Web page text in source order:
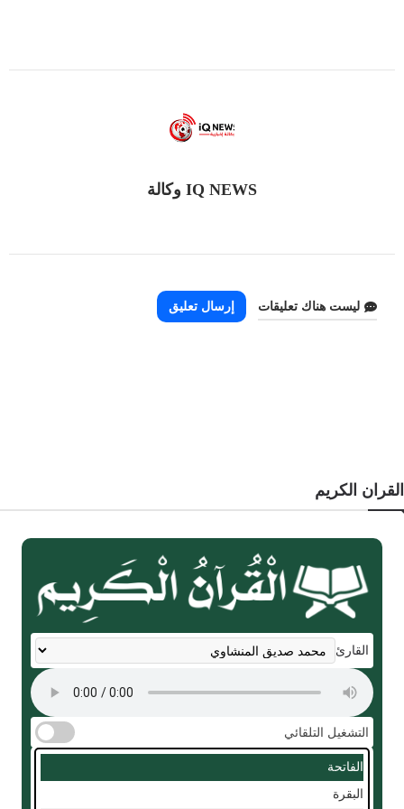
IQ NEWS وكالة
ليست هناك تعليقات إرسال تعليق
القران الكريم
القارئ
التشغيل التلقائي
الفاتحة
البقرة